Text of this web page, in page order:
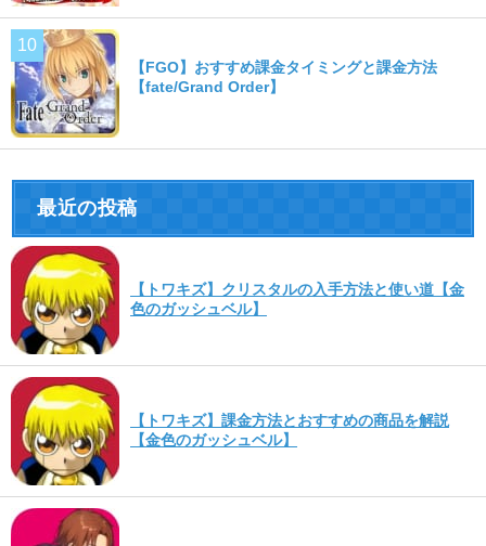
【FGO】おすすめ課金タイミングと課金方法
【fate/Grand Order】
最近の投稿
【トワキズ】クリスタルの入手方法と使い道【金
色のガッシュベル】
【トワキズ】課金方法とおすすめの商品を解説
【金色のガッシュベル】